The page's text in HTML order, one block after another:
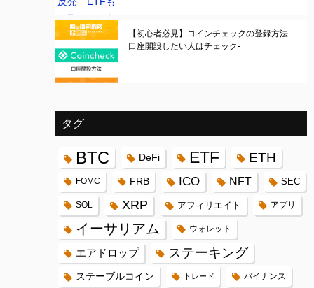
【初心者必見】コインチェックの登録方法-
口座開設したい人はチェック-
タグ
BTC DeFi ETF ETH
FOMC FRB ICO NFT SEC
SOL XRP アフィリエイト アプリ
イーサリアム ウォレット
エアドロップ ステーキング
ステーブルコイン トレード バイナンス